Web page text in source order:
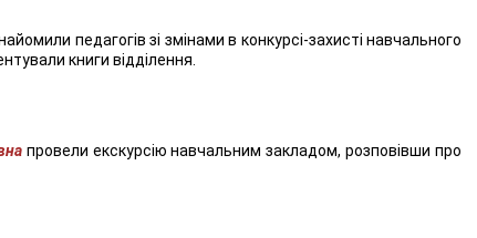
педагогів зі змінами в конкурсі-захисті навчального
книги відділення.
провели екскурсію навчальним закладом, розповівши про